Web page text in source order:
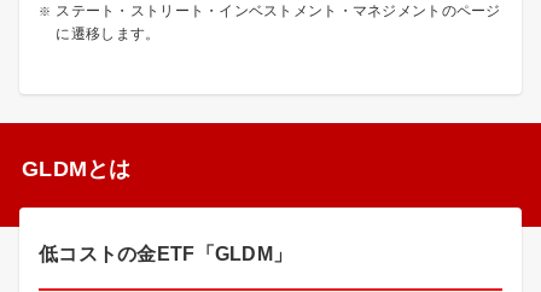
ステート・ストリート・インベストメント・マネジメントのページ
に遷移します。
GLDMとは
低コストの金ETF「GLDM」